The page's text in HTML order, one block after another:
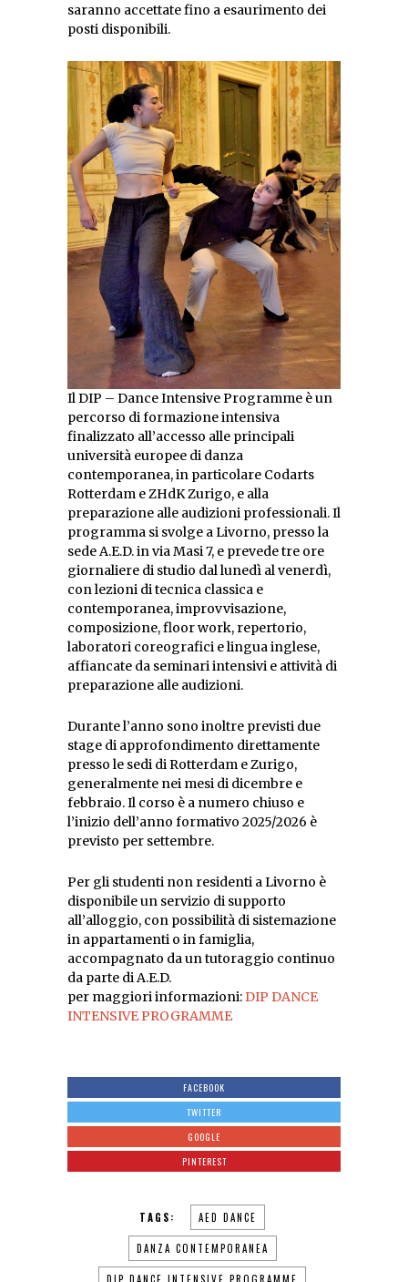
saranno accettate fino a esaurimento dei
posti disponibili.
Il DIP – Dance Intensive Programme è un
percorso di formazione intensiva
finalizzato all’accesso alle principali
università europee di danza
contemporanea, in particolare Codarts
Rotterdam e ZHdK Zurigo, e alla
preparazione alle audizioni professionali. Il
programma si svolge a Livorno, presso la
sede A.E.D. in via Masi 7, e prevede tre ore
giornaliere di studio dal lunedì al venerdì,
con lezioni di tecnica classica e
contemporanea, improvvisazione,
composizione, floor work, repertorio,
laboratori coreografici e lingua inglese,
affiancate da seminari intensivi e attività di
preparazione alle audizioni.
Durante l’anno sono inoltre previsti due
stage di approfondimento direttamente
presso le sedi di Rotterdam e Zurigo,
generalmente nei mesi di dicembre e
febbraio. Il corso è a numero chiuso e
l’inizio dell’anno formativo 2025/2026 è
previsto per settembre.
Per gli studenti non residenti a Livorno è
disponibile un servizio di supporto
all’alloggio, con possibilità di sistemazione
in appartamenti o in famiglia,
accompagnato da un tutoraggio continuo
da parte di A.E.D.
per maggiori informazioni:DIP DANCE
INTENSIVE PROGRAMME
FACEBOOK
TWITTER
GOOGLE
PINTEREST
TAGS: AED DANCE
DANZA CONTEMPORANEA